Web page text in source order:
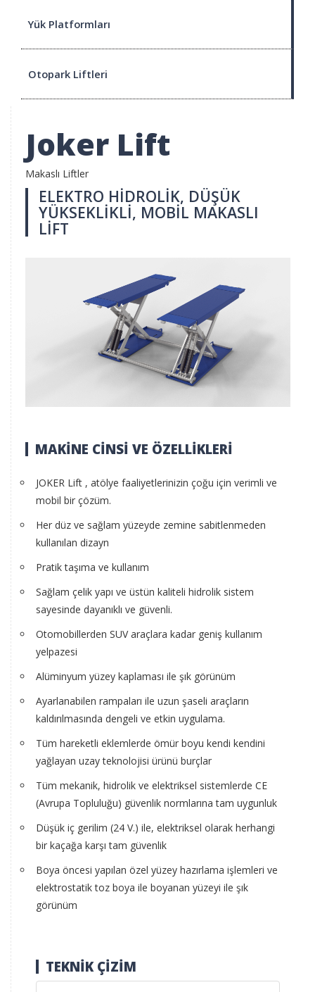
Yük Platformları
Otopark Liftleri
Joker Lift
Makaslı Liftler
ELEKTRO HİDROLİK, DÜŞÜK
YÜKSEKLİKLİ, MOBİL MAKASLI
LİFT
MAKİNE CİNSİ VE ÖZELLİKLERİ
JOKER Lift , atölye faaliyetlerinizin çoğu için verimli ve
mobil bir çözüm.
Her düz ve sağlam yüzeyde zemine sabitlenmeden
kullanılan dizayn
Pratik taşıma ve kullanım
Sağlam çelik yapı ve üstün kaliteli hidrolik sistem
sayesinde dayanıklı ve güvenli.
Otomobillerden SUV araçlara kadar geniş kullanım
yelpazesi
Alüminyum yüzey kaplaması ile şık görünüm
Ayarlanabilen rampaları ile uzun şaseli araçların
kaldırılmasında dengeli ve etkin uygulama.
Tüm hareketli eklemlerde ömür boyu kendi kendini
yağlayan uzay teknolojisi ürünü burçlar
Tüm mekanik, hidrolik ve elektriksel sistemlerde CE
(Avrupa Topluluğu) güvenlik normlarına tam uygunluk
Düşük iç gerilim (24 V.) ile, elektriksel olarak herhangi
bir kaçağa karşı tam güvenlik
Boya öncesi yapılan özel yüzey hazırlama işlemleri ve
elektrostatik toz boya ile boyanan yüzeyi ile şık
görünüm
TEKNİK ÇİZİM